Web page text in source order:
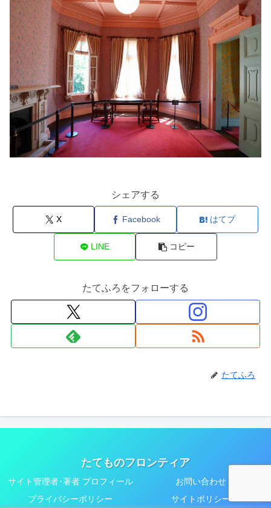
シェアする
X Facebook はてブ
LINE コピー
たてふろをフォローする
たてふろ
たてものフロンティア
サイト管理者･著者 プロフィール
お問い合わせ
プライバシーポリシー
サイトポリシー